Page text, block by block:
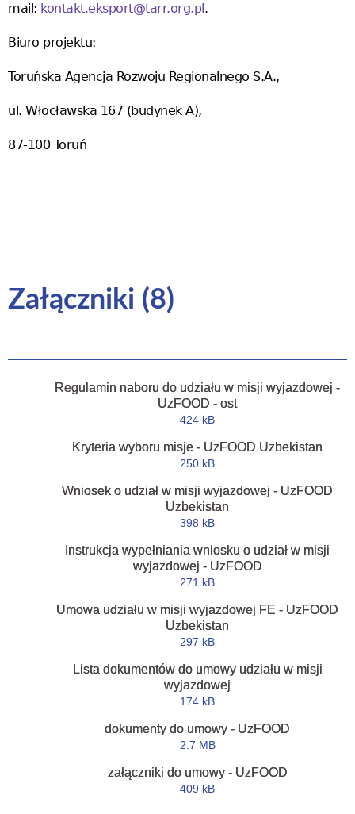
mail: kontakt.eksport@tarr.org.pl.
Biuro projektu:
Toruńska Agencja Rozwoju Regionalnego S.A.,
ul. Włocławska 167 (budynek A),
87-100 Toruń
Załączniki (8)
Regulamin naboru do udziału w misji wyjazdowej -
UzFOOD - ost
424 kB
Kryteria wyboru misje - UzFOOD Uzbekistan
250 kB
Wniosek o udział w misji wyjazdowej - UzFOOD
Uzbekistan
398 kB
Instrukcja wypełniania wniosku o udział w misji
wyjazdowej - UzFOOD
271 kB
Umowa udziału w misji wyjazdowej FE - UzFOOD
Uzbekistan
297 kB
Lista dokumentów do umowy udziału w misji
wyjazdowej
174 kB
dokumenty do umowy - UzFOOD
2.7 MB
załączniki do umowy - UzFOOD
409 kB